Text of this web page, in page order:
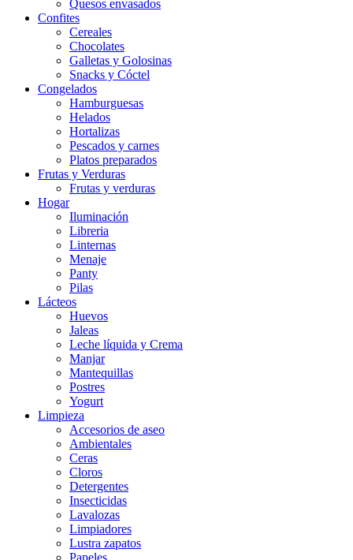
Quesos envasados
Confites
Cereales
Chocolates
Galletas y Golosinas
Snacks y Cóctel
Congelados
Hamburguesas
Helados
Hortalizas
Pescados y carnes
Platos preparados
Frutas y Verduras
Frutas y verduras
Hogar
Iluminación
Libreria
Linternas
Menaje
Panty
Pilas
Lácteos
Huevos
Jaleas
Leche líquida y Crema
Manjar
Mantequillas
Postres
Yogurt
Limpieza
Accesorios de aseo
Ambientales
Ceras
Cloros
Detergentes
Insecticidas
Lavalozas
Limpiadores
Lustra zapatos
Papeles